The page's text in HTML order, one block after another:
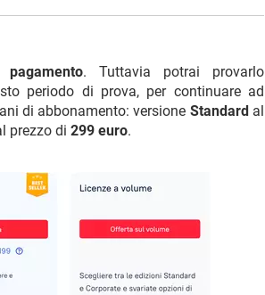
pagamento. Tuttavia potrai provarlo
periodo di prova, per continuare ad
di abbonamento: versione Standardal
prezzo di 299 euro.